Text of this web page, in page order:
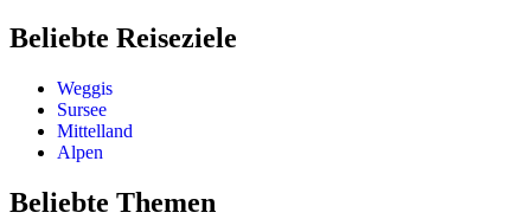
Beliebte Reiseziele
Weggis
Sursee
Mittelland
Alpen
Beliebte Themen